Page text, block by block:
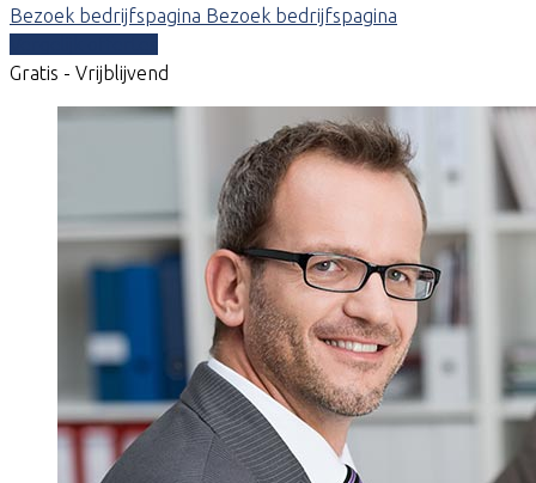
Bezoek bedrijfspagina Bezoek bedrijfspagina
Gratis - Vrijblijvend